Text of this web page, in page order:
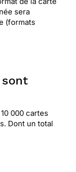
sera
(formats
sont
000 cartes
Dont un total